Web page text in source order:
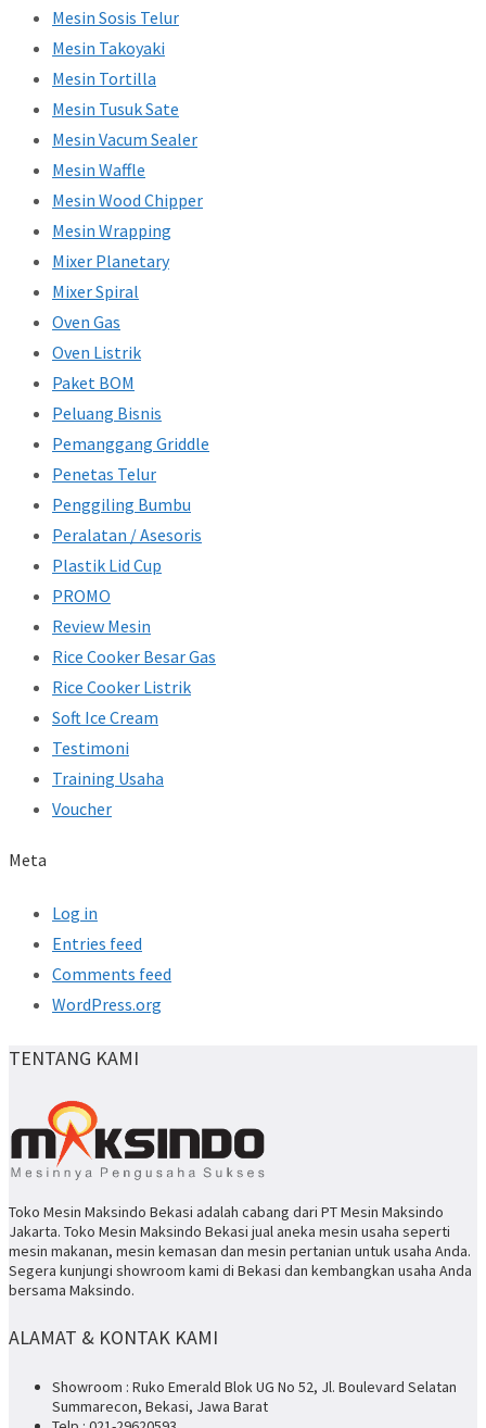
Mesin Sosis Telur
Mesin Takoyaki
Mesin Tortilla
Mesin Tusuk Sate
Mesin Vacum Sealer
Mesin Waffle
Mesin Wood Chipper
Mesin Wrapping
Mixer Planetary
Mixer Spiral
Oven Gas
Oven Listrik
Paket BOM
Peluang Bisnis
Pemanggang Griddle
Penetas Telur
Penggiling Bumbu
Peralatan / Asesoris
Plastik Lid Cup
PROMO
Review Mesin
Rice Cooker Besar Gas
Rice Cooker Listrik
Soft Ice Cream
Testimoni
Training Usaha
Voucher
Meta
Log in
Entries feed
Comments feed
WordPress.org
TENTANG KAMI
Toko Mesin Maksindo Bekasi adalah cabang dari PT Mesin Maksindo
Jakarta. Toko Mesin Maksindo Bekasi jual aneka mesin usaha seperti
mesin makanan, mesin kemasan dan mesin pertanian untuk usaha Anda.
Segera kunjungi showroom kami di Bekasi dan kembangkan usaha Anda
bersama Maksindo.
ALAMAT & KONTAK KAMI
Showroom : Ruko Emerald Blok UG No 52, Jl. Boulevard Selatan
Summarecon, Bekasi, Jawa Barat